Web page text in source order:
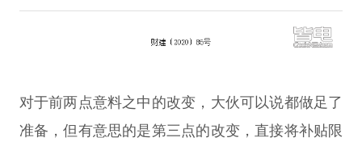
对于前两点意料之中的改变，大伙可以说都做足了
准备，但有意思的是第三点的改变，直接将补贴限